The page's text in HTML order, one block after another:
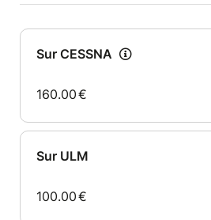
Sur CESSNA
160.00€
Sur ULM
100.00€